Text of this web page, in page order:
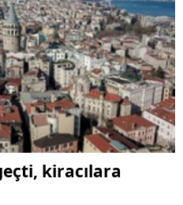
kiracılara